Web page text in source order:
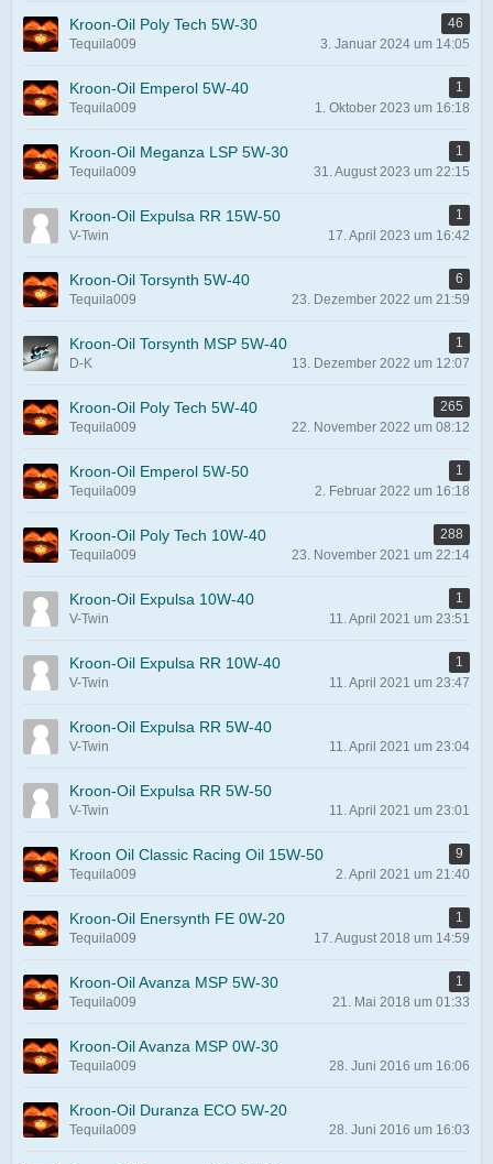
Kroon-Oil Poly Tech 5W-30
46
Tequila009
3. Januar 2024 um 14:05
Kroon-Oil Emperol 5W-40
1
Tequila009
1. Oktober 2023 um 16:18
Kroon-Oil Meganza LSP 5W-30
1
Tequila009
31. August 2023 um 22:15
Kroon-Oil Expulsa RR 15W-50
1
V-Twin
17. April 2023 um 16:42
Kroon-Oil Torsynth 5W-40
6
Tequila009
23. Dezember 2022 um 21:59
Kroon-Oil Torsynth MSP 5W-40
1
D-K
13. Dezember 2022 um 12:07
Kroon-Oil Poly Tech 5W-40
265
Tequila009
22. November 2022 um 08:12
Kroon-Oil Emperol 5W-50
1
Tequila009
2. Februar 2022 um 16:18
Kroon-Oil Poly Tech 10W-40
288
Tequila009
23. November 2021 um 22:14
Kroon-Oil Expulsa 10W-40
1
V-Twin
11. April 2021 um 23:51
Kroon-Oil Expulsa RR 10W-40
1
V-Twin
11. April 2021 um 23:47
Kroon-Oil Expulsa RR 5W-40
V-Twin 11. April 2021 um 23:04
Kroon-Oil Expulsa RR 5W-50
V-Twin 11. April 2021 um 23:01
Kroon Oil Classic Racing Oil 15W-50
9
Tequila009
2. April 2021 um 21:40
Kroon-Oil Enersynth FE 0W-20
1
Tequila009
17. August 2018 um 14:59
Kroon-Oil Avanza MSP 5W-30
1
Tequila009
21. Mai 2018 um 01:33
Kroon-Oil Avanza MSP 0W-30
Tequila009 28. Juni 2016 um 16:06
Kroon-Oil Duranza ECO 5W-20
Tequila009 28. Juni 2016 um 16:03